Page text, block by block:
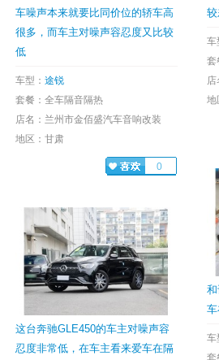
车
套
店
地
车噪声本来就要比同价位的轿车高
很多，而车主对噪声容忍度又比较
低
车型： 途锐
套餐：全车隔音隔热
店名：兰州市金佰盛汽车音响改装
地区：甘肃
0
车
套
这台奔驰GLE450的车主对噪声容
忍度非常低，在车主看来爱车在隔